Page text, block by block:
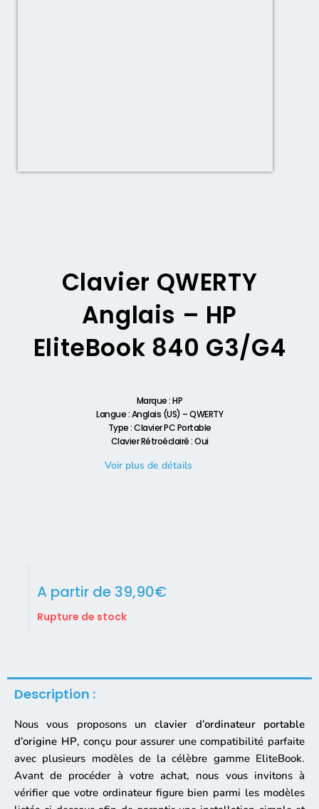
Clavier QWERTY
Anglais – HP
EliteBook 840 G3/G4
Marque : HP
Langue : Anglais (US) – QWERTY
Type : Clavier PC Portable
Clavier Rétroéclairé : Oui
Voir plus de détails
A partir de 39,90€
Rupture de stock
Description :
Nous vous proposons unclavier d’ordinateur portable
d’origine HP, conçu pour assurer une compatibilité parfaite
avec plusieurs modèles de la célèbre gamme EliteBook.
Avant de procéder à votre achat, nous vous invitons à
vérifier que votre ordinateur figure bien parmi les modèles